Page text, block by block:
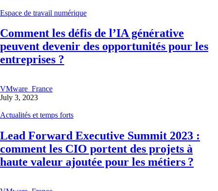
Espace de travail numérique
Comment les défis de l’IA générative
peuvent devenir des opportunités pour les
entreprises ?
VMware_France
July 3, 2023
Actualités et temps forts
Lead Forward Executive Summit 2023 :
comment les CIO portent des projets à
haute valeur ajoutée pour les métiers ?